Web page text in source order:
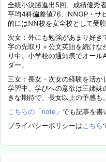
全統小決勝進出5回、成績優秀
平均4科偏差値76、NNOP・サ
的にはNN校を安全校として受
次女：外にも勉強があまり好
字の先取り＋公文英語を続け
り中。小学校の通知表でオー
ダー。
三女：長女・次女の経験を活
学習中。学びへの意欲は三姉
きな期待で、長女以上の予感も。
こちらの「note」 でも記事を書
プライバシーポリシーはこちら